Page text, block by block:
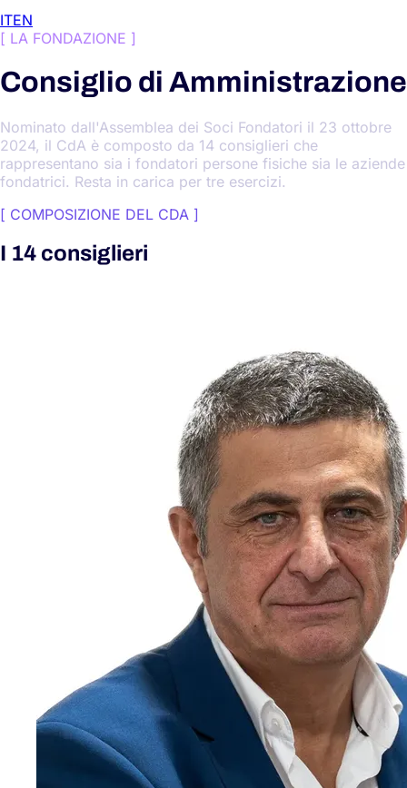
ITEN
[ LA FONDAZIONE ]
Consiglio di Amministrazione
Nominato dall'Assemblea dei Soci Fondatori il 23 ottobre
2024, il CdA è composto da 14 consiglieri che
rappresentano sia i fondatori persone fisiche sia le aziende
fondatrici. Resta in carica per tre esercizi.
[ COMPOSIZIONE DEL CDA ]
I 14 consiglieri